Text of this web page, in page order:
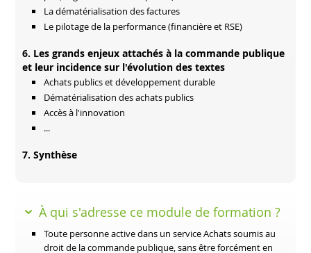
La dématérialisation des factures
Le pilotage de la performance (financière et RSE)
6. Les grands enjeux attachés à la commande publique
et leur incidence sur l'évolution des textes
Achats publics et développement durable
Dématérialisation des achats publics
Accès à l'innovation
...
7. Synthèse
À qui s'adresse ce module de formation ?
Toute personne active dans un service Achats soumis au
droit de la commande publique, sans être forcément en